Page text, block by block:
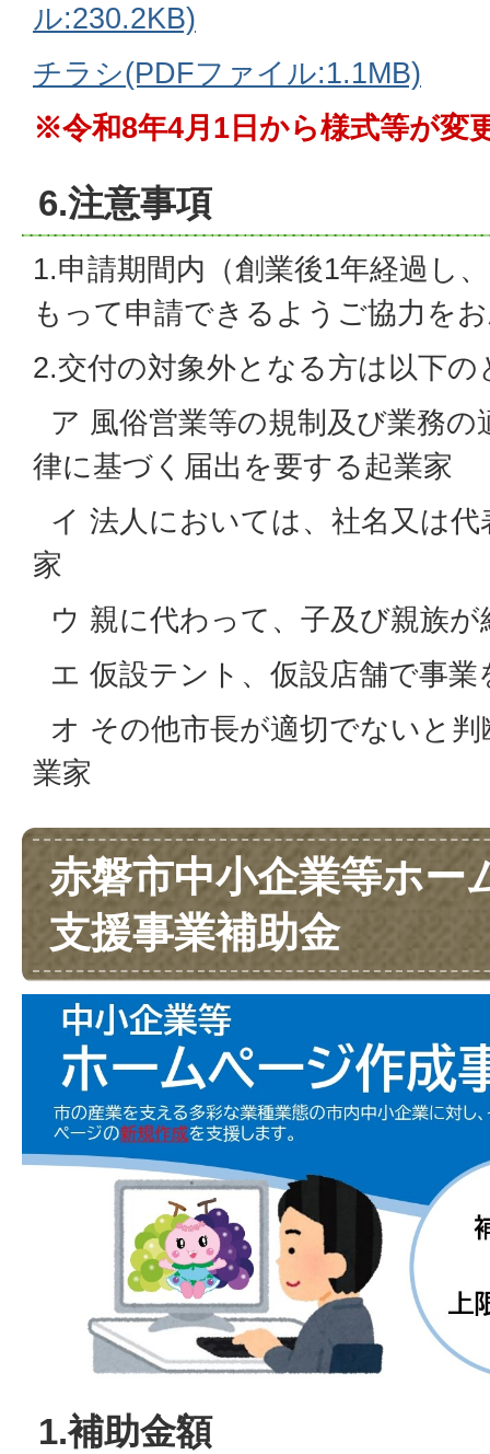
ル:230.2KB)
チラシ(PDFファイル:1.1MB)
※令和8年4月1日から様式等が変
6.注意事項
1.申請期間内（創業後1年経過し
もって申請できるようご協力を
2.交付の対象外となる方は以下
ア 風俗営業等の規制及び業務の
律に基づく届出を要する起業家
イ 法人においては、社名又は
家
ウ 親に代わって、子及び親族
エ 仮設テント、仮設店舗で事業
オ その他市長が適切でないと
業家
赤磐市中小企業等ホー
支援事業補助金
1.補助金額